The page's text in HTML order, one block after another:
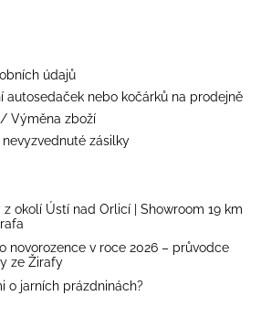
údajů
autosedaček nebo kočárků na prodejně
Výměna zboží
zásilky
okolí Ústí nad Orlicí | Showroom 19 km
novorozence v roce 2026 – průvodce
ze Žirafy
o jarních prázdninách?